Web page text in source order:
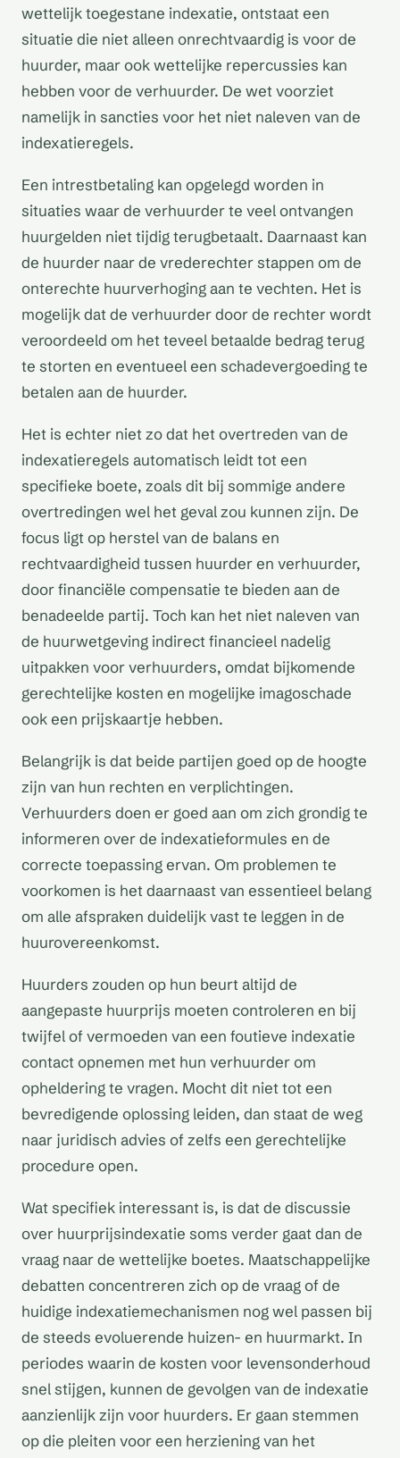
wettelijk toegestane indexatie, ontstaat een
situatie die niet alleen onrechtvaardig is voor de
huurder, maar ook wettelijke repercussies kan
hebben voor de verhuurder. De wet voorziet
namelijk in sancties voor het niet naleven van de
indexatieregels.
Een intrestbetaling kan opgelegd worden in
situaties waar de verhuurder te veel ontvangen
huurgelden niet tijdig terugbetaalt. Daarnaast kan
de huurder naar de vrederechter stappen om de
onterechte huurverhoging aan te vechten. Het is
mogelijk dat de verhuurder door de rechter wordt
veroordeeld om het teveel betaalde bedrag terug
te storten en eventueel een schadevergoeding te
betalen aan de huurder.
Het is echter niet zo dat het overtreden van de
indexatieregels automatisch leidt tot een
specifieke boete, zoals dit bij sommige andere
overtredingen wel het geval zou kunnen zijn. De
focus ligt op herstel van de balans en
rechtvaardigheid tussen huurder en verhuurder,
door financiële compensatie te bieden aan de
benadeelde partij. Toch kan het niet naleven van
de huurwetgeving indirect financieel nadelig
uitpakken voor verhuurders, omdat bijkomende
gerechtelijke kosten en mogelijke imagoschade
ook een prijskaartje hebben.
Belangrijk is dat beide partijen goed op de hoogte
zijn van hun rechten en verplichtingen.
Verhuurders doen er goed aan om zich grondig te
informeren over de indexatieformules en de
correcte toepassing ervan. Om problemen te
voorkomen is het daarnaast van essentieel belang
om alle afspraken duidelijk vast te leggen in de
huurovereenkomst.
Huurders zouden op hun beurt altijd de
aangepaste huurprijs moeten controleren en bij
twijfel of vermoeden van een foutieve indexatie
contact opnemen met hun verhuurder om
opheldering te vragen. Mocht dit niet tot een
bevredigende oplossing leiden, dan staat de weg
naar juridisch advies of zelfs een gerechtelijke
procedure open.
Wat specifiek interessant is, is dat de discussie
over huurprijsindexatie soms verder gaat dan de
vraag naar de wettelijke boetes. Maatschappelijke
debatten concentreren zich op de vraag of de
huidige indexatiemechanismen nog wel passen bij
de steeds evoluerende huizen- en huurmarkt. In
periodes waarin de kosten voor levensonderhoud
snel stijgen, kunnen de gevolgen van de indexatie
aanzienlijk zijn voor huurders. Er gaan stemmen
op die pleiten voor een herziening van het